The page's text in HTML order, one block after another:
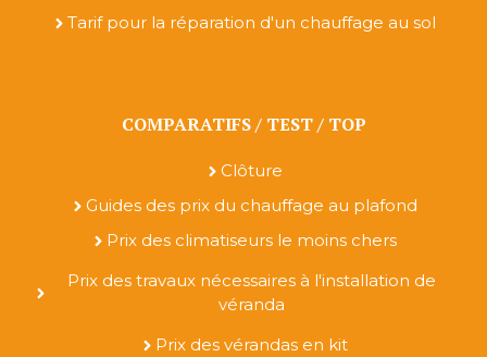
Tarif pour la réparation d'un chauffage au sol
COMPARATIFS / TEST / TOP
Clôture
Guides des prix du chauffage au plafond
Prix des climatiseurs le moins chers
Prix des travaux nécessaires à l'installation de
véranda
Prix des vérandas en kit